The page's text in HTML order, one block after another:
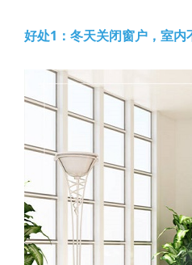
好处1：冬天关闭窗户，室内